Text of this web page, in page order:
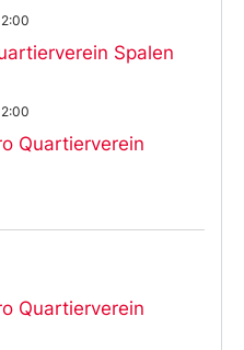
Spalen
Quartierverein
Quartierverein